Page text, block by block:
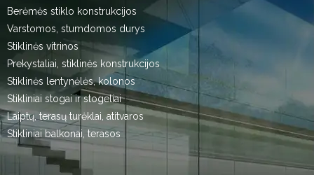
Berėmės stiklo konstrukcijos
Varstomos, stumdomos durys
Stiklinės vitrinos
Prekystaliai, stiklinės konstrukcijos
Stiklinės lentynėlės, kolonos
Stikliniai stogai ir stogeliai
Laiptų, terasų turėklai, atitvaros
Stikliniai balkonai, terasos